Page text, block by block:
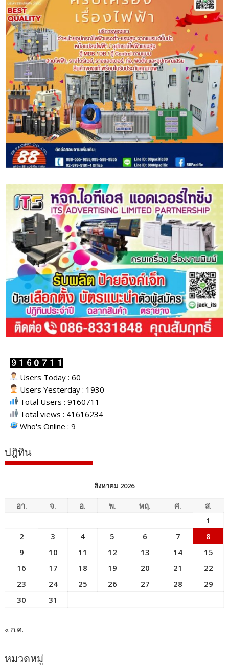
Users Today : 60
Users Yesterday : 1930
Total Users : 9160711
Total views : 41616234
Who's Online : 9
ปฎิทิน
สิงหาคม 2026
อา. จ. อ. พ. พฤ. ศ.
ส.
1
2
3 4 5 6 7
8
9
10 11 12 13 14
15
16
17 18 19 20 21
22
23
24 25 26 27 28
29
30
31
« ก.ค.
หมวดหมู่